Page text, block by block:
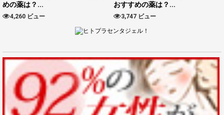
めの薬は？...
4,260 ビュー
おすすめの薬は？...
3,747 ビュー